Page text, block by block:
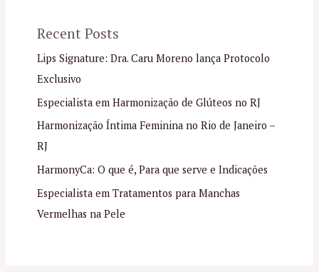
Recent Posts
Lips Signature: Dra. Caru Moreno lança Protocolo
Exclusivo
Especialista em Harmonização de Glúteos no RJ
Harmonização Íntima Feminina no Rio de Janeiro –
RJ
HarmonyCa: O que é, Para que serve e Indicações
Especialista em Tratamentos para Manchas
Vermelhas na Pele